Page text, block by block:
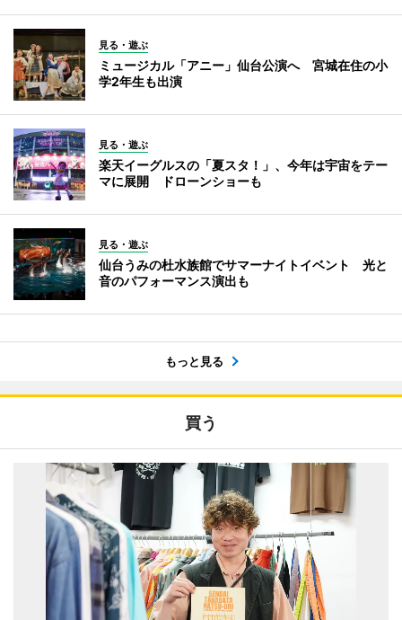
見る・遊ぶ
ミュージカル「アニー」仙台公演へ 宮城在住の小
学2年生も出演
見る・遊ぶ
楽天イーグルスの「夏スタ！」、今年は宇宙をテー
マに展開 ドローンショーも
見る・遊ぶ
仙台うみの杜水族館でサマーナイトイベント 光と
音のパフォーマンス演出も
もっと見る
買う